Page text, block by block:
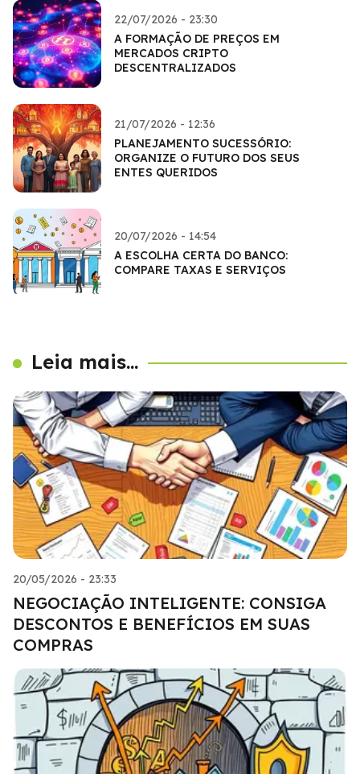
22/07/2026 - 23:30
A FORMAÇÃO DE PREÇOS EM
MERCADOS CRIPTO
DESCENTRALIZADOS
21/07/2026 - 12:36
PLANEJAMENTO SUCESSÓRIO:
ORGANIZE O FUTURO DOS SEUS
ENTES QUERIDOS
20/07/2026 - 14:54
A ESCOLHA CERTA DO BANCO:
COMPARE TAXAS E SERVIÇOS
Leia mais...
20/05/2026 - 23:33
NEGOCIAÇÃO INTELIGENTE: CONSIGA
DESCONTOS E BENEFÍCIOS EM SUAS
COMPRAS